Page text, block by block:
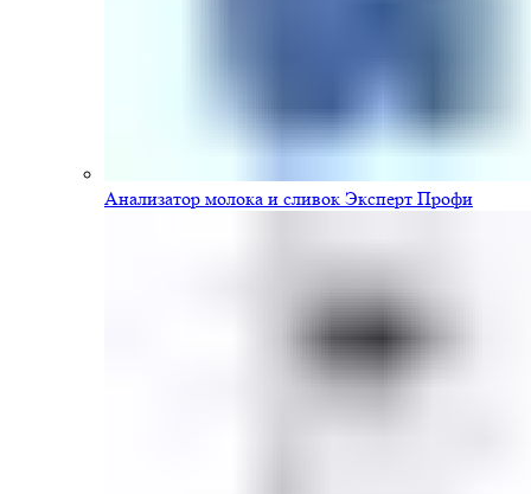
Анализатор молока и сливок Эксперт Профи